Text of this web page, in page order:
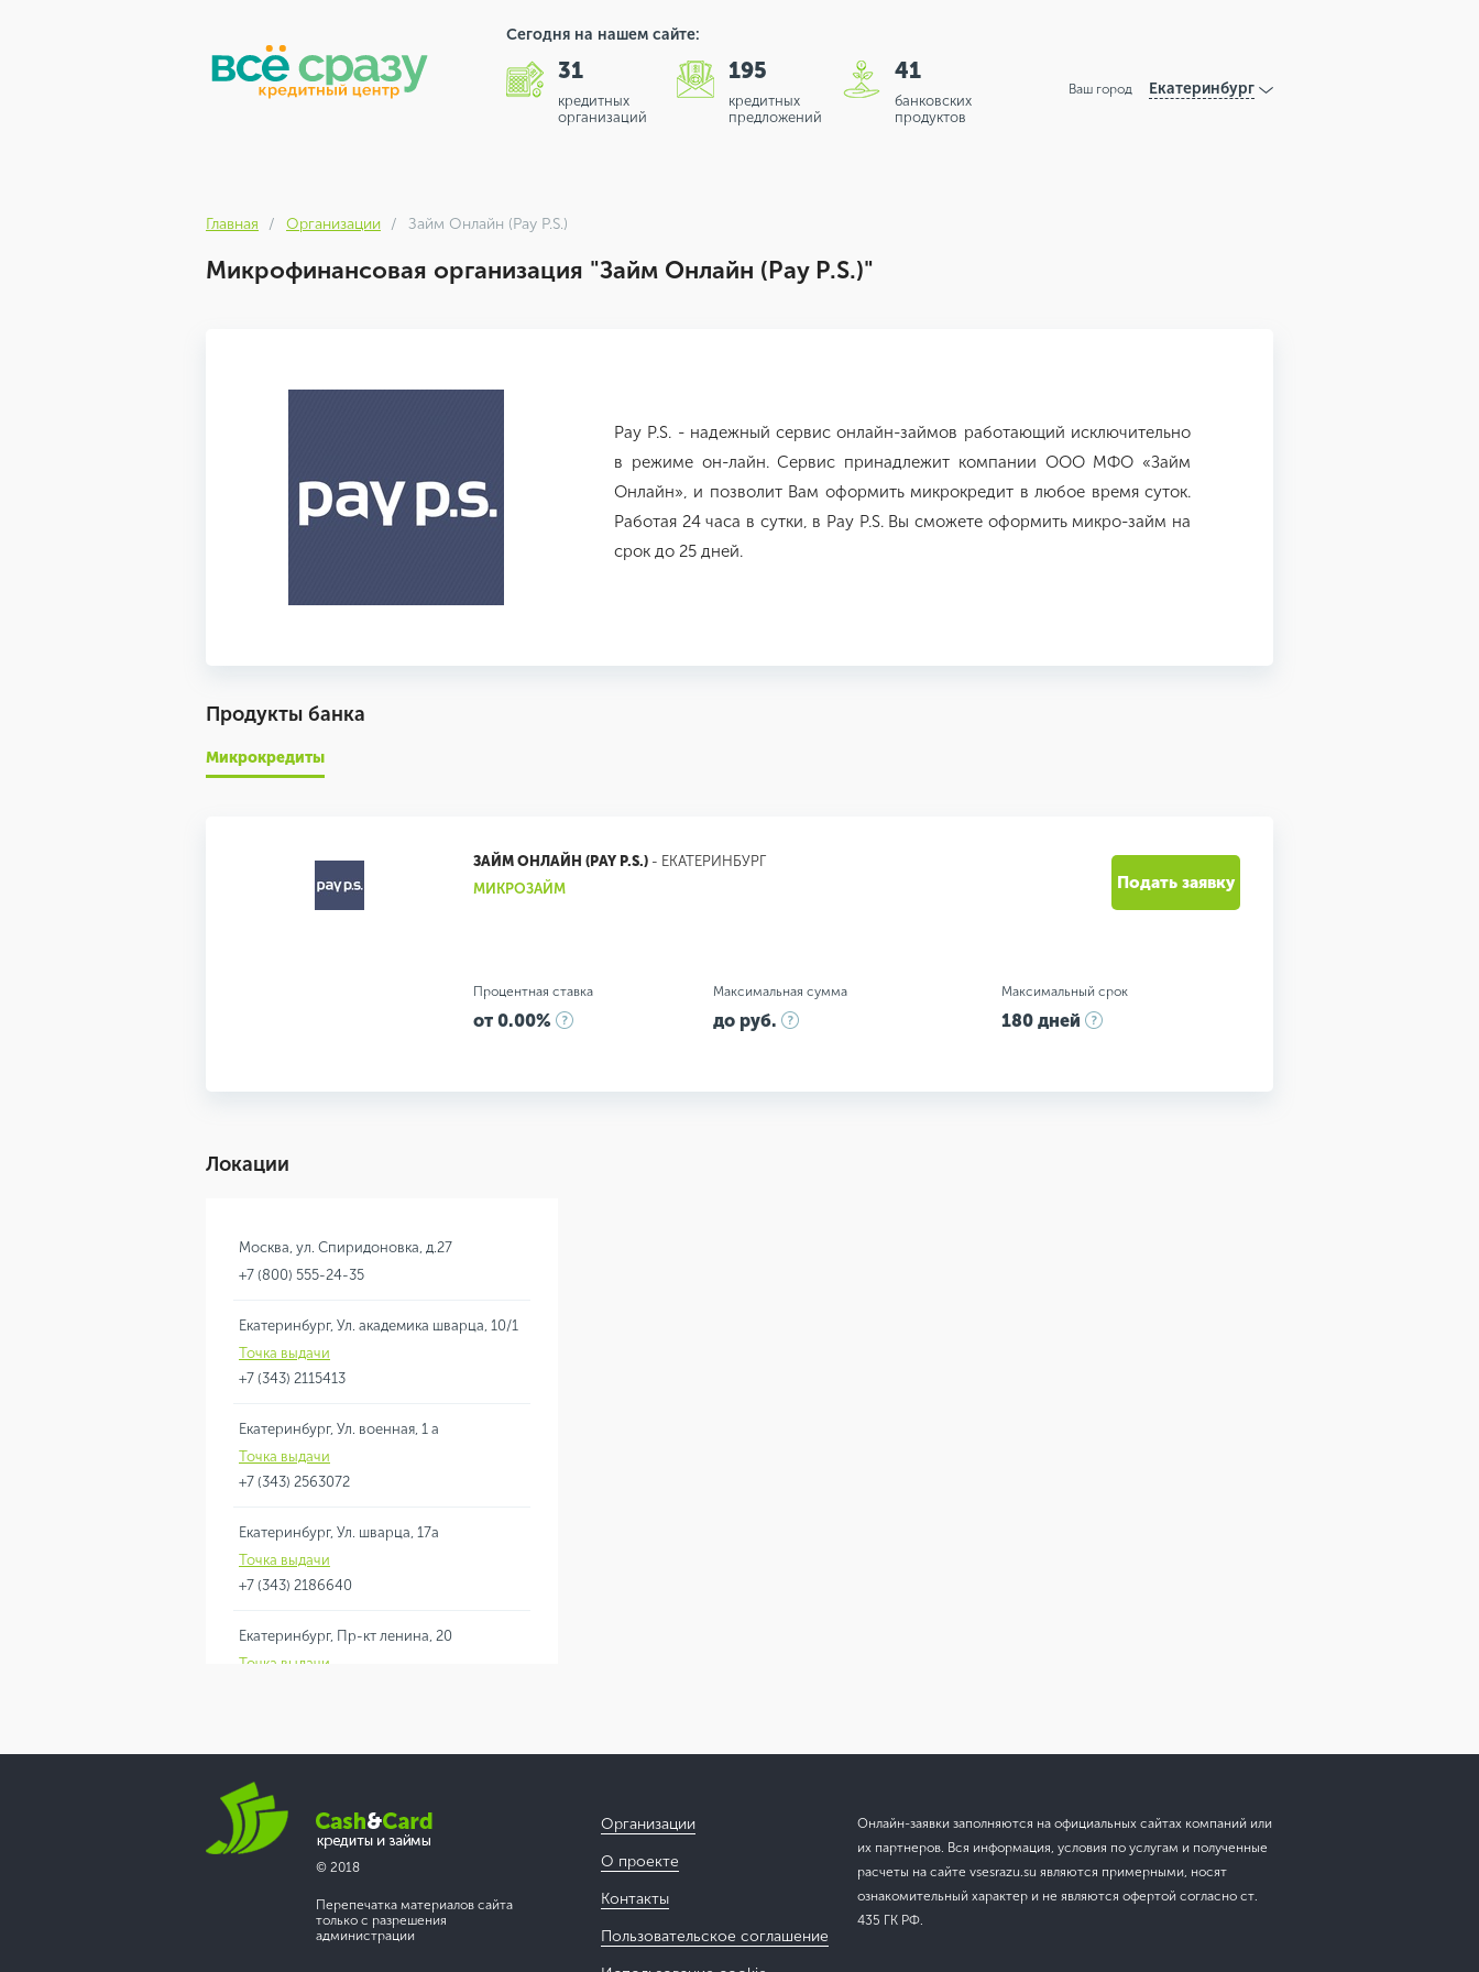
Сегодня на нашем сайте:
31
кредитных
организаций
195
кредитных
предложений
41
банковских
продуктов
Ваш город Екатеринбург
Главная Организации Займ Онлайн (Pay P.S.)
Микрофинансовая организация "Займ Онлайн (Pay P.S.)"
Pay P.S. - надежный сервис онлайн-займов работающий исключительно
в режиме он-лайн. Сервис принадлежит компании ООО МФО «Займ
Онлайн», и позволит Вам оформить микрокредит в любое время суток.
Работая 24 часа в сутки, в Pay P.S. Вы сможете оформить микро-займ на
срок до 25 дней.
Продукты банка
Микрокредиты
ЗАЙМ ОНЛАЙН (PAY P.S.)- ЕКАТЕРИНБУРГ
МИКРОЗАЙМ
Процентная ставка
от 0.00%
Максимальная сумма
до руб.
Максимальный срок
180 дней
Подать заявку
Локации
Москва, ул. Спиридоновка, д.27
+7 (800) 555-24-35
Екатеринбург, Ул. академика шварца, 10/1
Точка выдачи
+7 (343) 2115413
Екатеринбург, Ул. военная, 1 а
Точка выдачи
+7 (343) 2563072
Екатеринбург, Ул. шварца, 17а
Точка выдачи
+7 (343) 2186640
Екатеринбург, Пр-кт ленина, 20
Точка выдачи
+7 (343) 2101303
© 2018
Перепечатка материалов сайта
только с разрешения
администрации
Организации
О проекте
Контакты
Пользовательское соглашение
Онлайн-заявки заполняются на официальных сайтах компаний или
их партнеров. Вся информация, условия по услугам и полученные
расчеты на сайте vsesrazu.su являются примерными, носят
ознакомительный характер и не являются офертой согласно ст.
435 ГК РФ.